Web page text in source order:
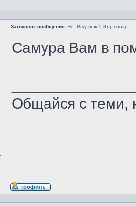
Заголовок сообщения: Re: Ищу нож.5-8т.р.повар
Самура Вам в
Общайся с теми,